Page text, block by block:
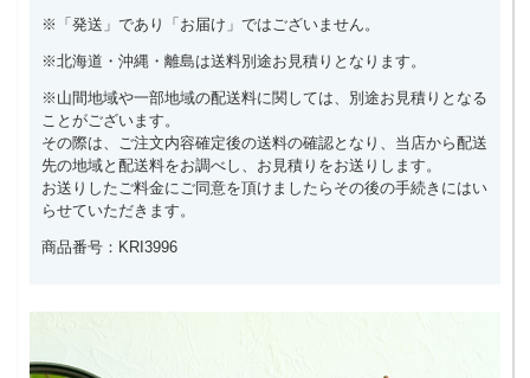
※「発送」であり「お届け」ではございません。
※北海道・沖縄・離島は送料別途お見積りとなります。
※山間地域や一部地域の配送料に関しては、別途お見積りとなる
ことがございます。
その際は、ご注文内容確定後の送料の確認となり、当店から配送
先の地域と配送料をお調べし、お見積りをお送りします。
お送りしたご料金にご同意を頂けましたらその後の手続きにはい
らせていただきます。
商品番号：KRI3996